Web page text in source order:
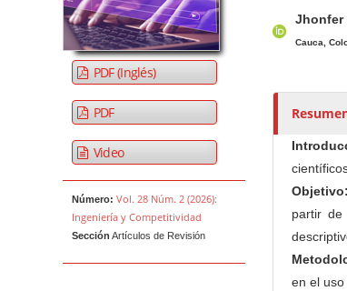
PDF (Inglés)
PDF
Video
Número: Vol. 28 Núm. 2 (2026):
Ingeniería y Competitividad
Sección Artículos de Revisión
s
s
Jhonfer
Cauca,
Objetivo:
partir de
en el